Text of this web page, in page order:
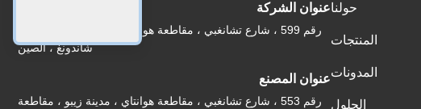
حولنا
المنتجات
المدونات
الحلول
عنوان الشركة
رقم 599 ، شارع تشانغبي ، مقاطعة هوانتاي ، مدينة زيبو ، مقاطعة
شاندونغ ، الصين
عنوان المصنع
رقم 553 ، شارع تشانغبي ، مقاطعة هوانتاي ، مدينة زيبو ، مقاطعة